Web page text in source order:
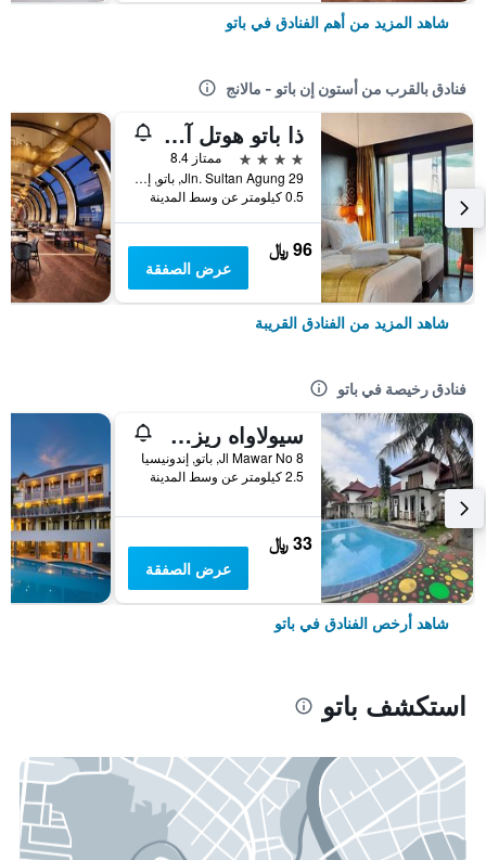
شاهد المزيد من أهم الفنادق في باتو
فنادق بالقرب من أستون إن باتو - مالانج
ذا باتو هوتل آند فيلاس
4 نجوم
ممتاز 8.4
Jln. Sultan Agung 29, باتو, إندونيسيا
0.5 كيلومتر عن وسط المدينة
96 ﷼
عرض الصفقة
شاهد المزيد من الفنادق القريبة
فنادق رخيصة في باتو
سيولاواه ريزورت آند كافيه
Jl Mawar No 8, باتو, إندونيسيا
2.5 كيلومتر عن وسط المدينة
33 ﷼
عرض الصفقة
شاهد أرخص الفنادق في باتو
استكشف باتو